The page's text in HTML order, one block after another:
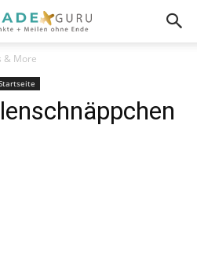
& More